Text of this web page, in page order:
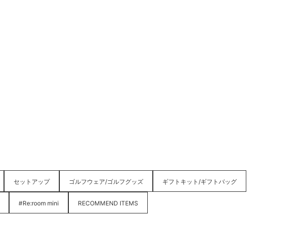
セットアップ ゴルフウェア/ゴルフグッズ ギフトキット/ギフトバッグ
#Re:room mini RECOMMEND ITEMS